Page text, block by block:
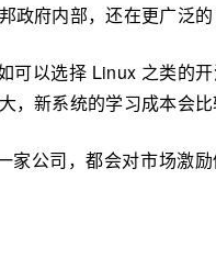
府内部，还在更广泛的
以选择 Linux 之类的
新系统的学习成本会比
公司，都会对市场激